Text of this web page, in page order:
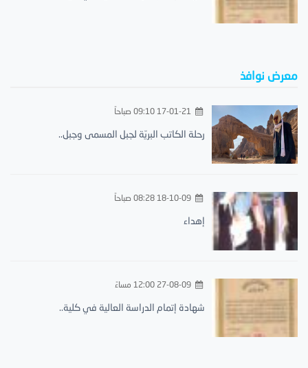
معرض نوافذ
رحلة الكاتب البريّة لجبل المسمى وجبل..
18-10-09 08:28 صباحاً
إهداء
27-08-09 12:00 مساءً
شهادة إتمام الدراسة العالية في كلية..